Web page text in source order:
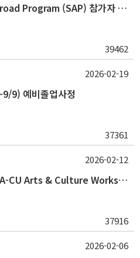
(~3/6) 2026하계 Study Abroad Program (SAP) 참가자 모집 안내
39462
9) 예비졸업사정
37361
2026-02-19
(~2/19) 아시아대학연맹 AUA-CU Arts & Culture Workshop Camp 2026 참가자 선발 안내
37916
2026-02-12
2026-02-06